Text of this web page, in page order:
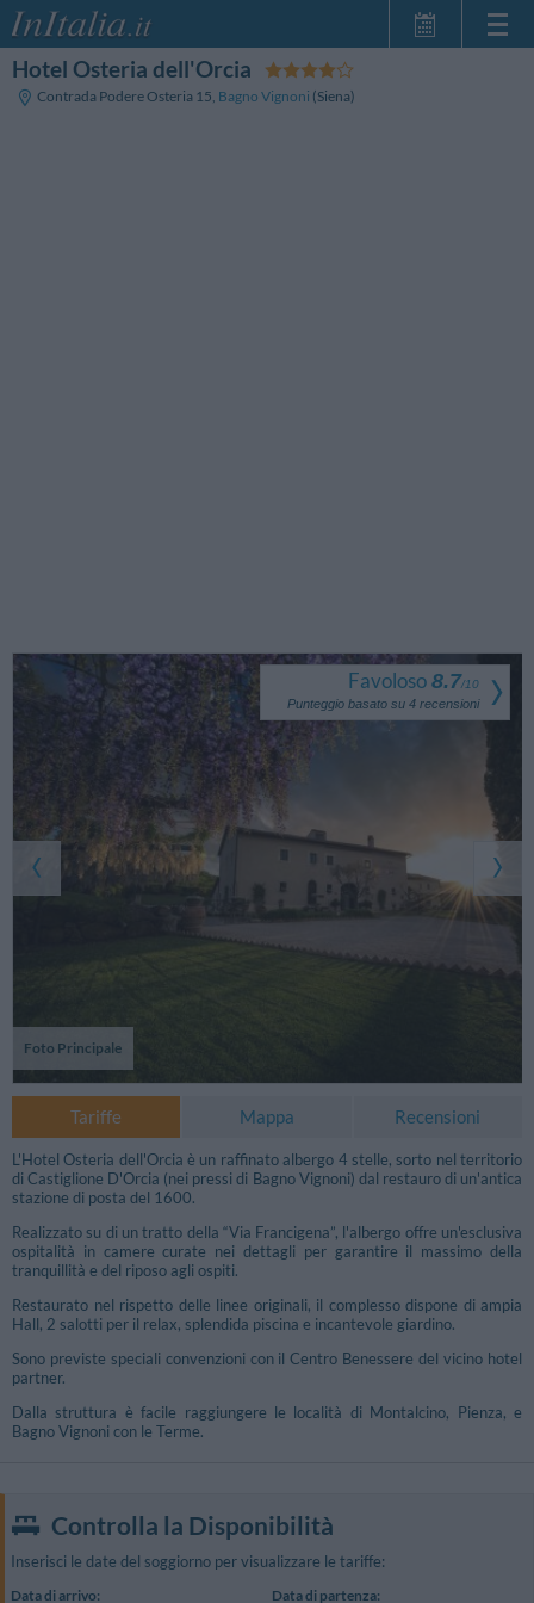
Hotel Osteria dell'Orcia
Contrada Podere Osteria 15, Bagno Vignoni (Siena)
Foto Principale
Favoloso 8.7/10
Punteggio basato su 4 recensioni
Tariffe Mappa Recensioni
L'Hotel Osteria dell'Orcia è un raffinato albergo 4 stelle, sorto nel territorio
di Castiglione D'Orcia (nei pressi di Bagno Vignoni) dal restauro di un'antica
stazione di posta del 1600.
Realizzato su di un tratto della “Via Francigena”, l'albergo offre un'esclusiva
ospitalità in camere curate nei dettagli per garantire il massimo della
tranquillità e del riposo agli ospiti.
Restaurato nel rispetto delle linee originali, il complesso dispone di ampia
Hall, 2 salotti per il relax, splendida piscina e incantevole giardino.
Sono previste speciali convenzioni con il Centro Benessere del vicino hotel
partner.
Dalla struttura è facile raggiungere le località di Montalcino, Pienza, e
Bagno Vignoni con le Terme.
Controlla la Disponibilità
Inserisci le date del soggiorno per visualizzare le tariffe:
Data di arrivo: Data di partenza: